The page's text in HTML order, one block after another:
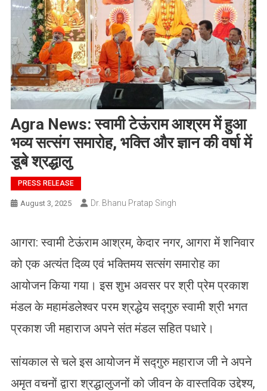
Agra News: स्वामी टेऊंराम आश्रम में हुआ
भव्य सत्संग समारोह, भक्ति और ज्ञान की वर्षा में
डूबे श्रद्धालु
PRESS RELEASE
August 3, 2025 Dr. Bhanu Pratap Singh
आगरा: स्वामी टेऊंराम आश्रम, केदार नगर, आगरा में शनिवार
को एक अत्यंत दिव्य एवं भक्तिमय सत्संग समारोह का
आयोजन किया गया। इस शुभ अवसर पर श्री प्रेम प्रकाश
मंडल के महामंडलेश्वर परम श्रद्धेय सद्गुरु स्वामी श्री भगत
प्रकाश जी महाराज अपने संत मंडल सहित पधारे।
सांयकाल से चले इस आयोजन में सद्गुरु महाराज जी ने अपने
अमृत वचनों द्वारा श्रद्धालुजनों को जीवन के वास्तविक उद्देश्य,